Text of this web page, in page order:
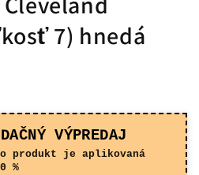
7) hnedá
VÝPREDAJ
produkt je aplikovaná
%